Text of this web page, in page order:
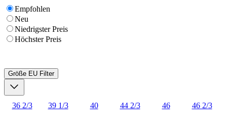
Empfohlen
Neu
Niedrigster Preis
Höchster Preis
Größe EU Filter
36 2/3 39 1/3 40 44 2/3 46 46 2/3